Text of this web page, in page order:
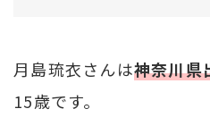
月島琉衣さんは神奈川
15歳です。